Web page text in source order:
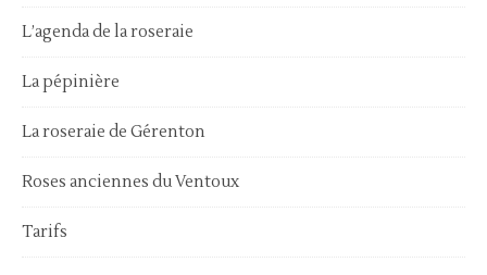
L’agenda de la roseraie
La pépinière
La roseraie de Gérenton
Roses anciennes du Ventoux
Tarifs